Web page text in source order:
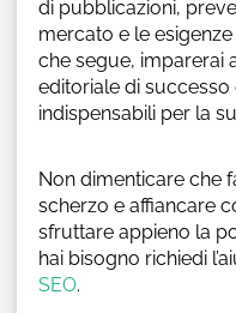
di pubblicazioni,
mercato e le
che segue, imparerai
editoriale di
indispensabili per la
Non dimenticare che
scherzo e affiancare
sfruttare appieno la
hai bisogno richiedi
SEO.